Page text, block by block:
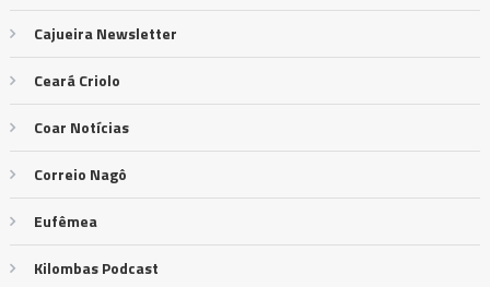
Cajueira Newsletter
Ceará Criolo
Coar Notícias
Correio Nagô
Eufêmea
Kilombas Podcast